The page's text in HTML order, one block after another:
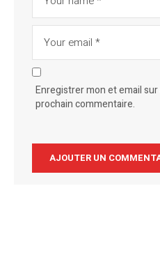
Enregistrer mon et email
prochain commentaire.